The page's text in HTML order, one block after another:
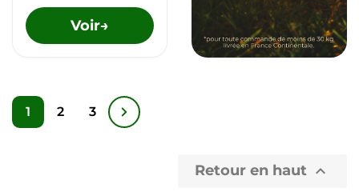
Voir→
1 2 3
Retour en haut 